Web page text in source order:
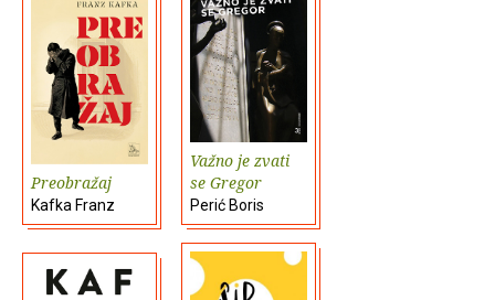
Preobražaj
Kafka Franz
Važno je zvati
se Gregor
Perić Boris